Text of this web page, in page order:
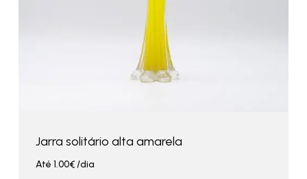
Jarra solitário alta amarela
Até 1.00€/dia